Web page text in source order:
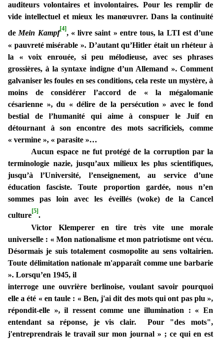
auditeurs volontaires et involontaires. Pour les remplir de
vide intellectuel et mieux les manœuvrer. Dans la continuité
de Mein Kampf[4], « livre saint » entre tous, la LTI est d’une
« pauvreté misérable ». D’autant qu’Hitler était un rhéteur à
la « voix enrouée, si peu mélodieuse, avec ses phrases
grossières, à la syntaxe indigne d’un Allemand ». Comment
galvaniser les foules en ses conditions, cela reste un mystère, à
moins de considérer l’accord de « la mégalomanie
césarienne », du « délire de la persécution » avec le fond
bestial de l’humanité qui aime à conspuer le Juif en
détournant à son encontre des mots sacrificiels, comme
« vermine », « parasite »…
Aucun espace ne fut protégé de la corruption par la
terminologie nazie, jusqu’aux milieux les plus scientifiques,
jusqu’à l’Université, l’enseignement, au service d’une
éducation fasciste. Toute proportion gardée, nous n’en
sommes pas loin avec les éveillés (woke) de la Cancel
culture[5].
Victor Klemperer en tire très vite une morale
universelle : « Mon nationalisme et mon patriotisme ont vécu.
Désormais je suis totalement cosmopolite au sens voltairien.
Toute délimitation nationale m'apparaît comme une barbarie
». Lorsqu’en 1945, il
interroge une ouvrière berlinoise, voulant savoir pourquoi
elle a été « en taule : « Ben, j'ai dit des mots qui ont pas plu »,
répondit-elle », il ressent comme une illumination : « En
entendant sa réponse, je vis clair. Pour "des mots",
j'entreprendrais le travail sur mon journal » ; ce qui en est